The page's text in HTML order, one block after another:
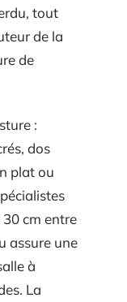
tout
de la
de
:
dos
plat ou
30 cm entre
assure une
à
La